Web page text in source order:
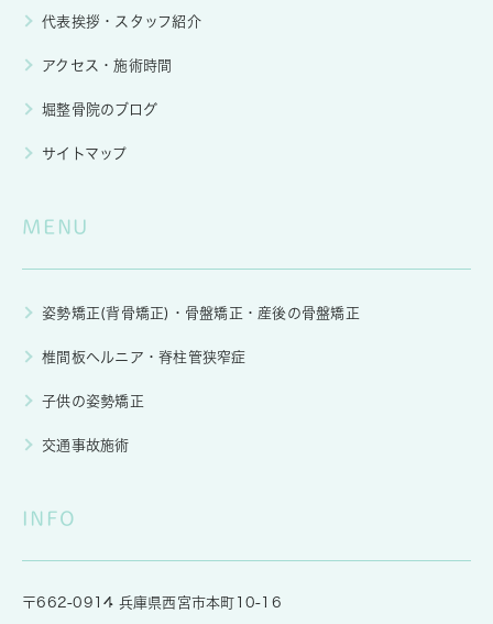
代表挨拶・スタッフ紹介
アクセス・施術時間
堀整骨院のブログ
サイトマップ
MENU
姿勢矯正(背骨矯正)・骨盤矯正・産後の骨盤矯正
椎間板ヘルニア・脊柱管狭窄症
子供の姿勢矯正
交通事故施術
INFO
〒662-0914 兵庫県西宮市本町10-16